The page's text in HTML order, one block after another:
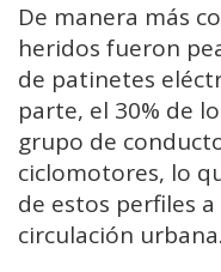
De manera más
heridos fueron
de patinetes
parte, el 30% de
grupo de
ciclomotores, lo
de estos perfiles
circulación urbana.